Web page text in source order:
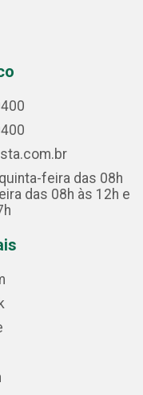
feira das 08h
das 08h às 12h e